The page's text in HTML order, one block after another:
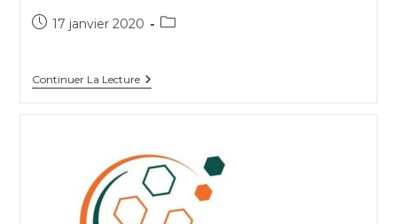
Publication
17 janvier 2020
Post
Continuer La LectureOstal
Numérique